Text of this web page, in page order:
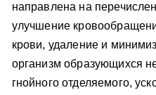
направлена на
улучшение
крови, удаление и
организм образующихся
гнойного отделяемого,